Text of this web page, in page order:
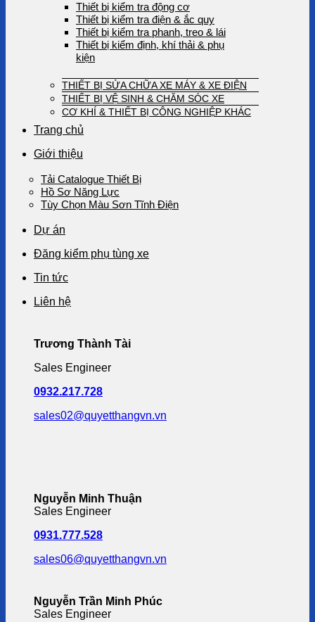
Thiết bị kiểm tra động cơ
Thiết bị kiểm tra điện & ắc quy
Thiết bị kiểm tra phanh, treo & lái
Thiết bị kiểm định, khí thải & phụ
kiện
THIẾT BỊ SỬA CHỮA XE MÁY & XE ĐIỆN
THIẾT BỊ VỆ SINH & CHĂM SÓC XE
CƠ KHÍ & THIẾT BỊ CÔNG NGHIỆP KHÁC
Trang chủ
Giới thiệu
Tải Catalogue Thiết Bị
Hồ Sơ Năng Lực
Tùy Chọn Màu Sơn Tĩnh Điện
Dự án
Đăng kiểm phụ tùng xe
Tin tức
Liên hệ
Trương Thành Tài
Sales Engineer
0932.217.728
sales02@quyetthangvn.vn
Nguyễn Minh Thuận
Sales Engineer
0931.777.528
sales06@quyetthangvn.vn
Nguyễn Trần Minh Phúc
Sales Engineer